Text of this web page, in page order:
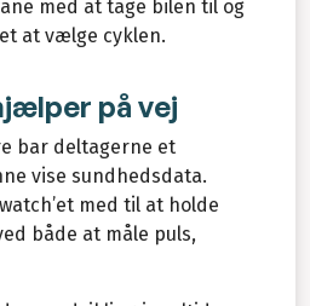
med at tage bilen til og
at vælge cyklen.
på vej
bar deltagerne et
vise sundhedsdata.
med til at holde
både at måle puls,